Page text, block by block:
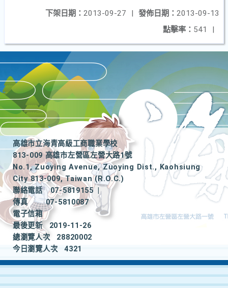
發佈日期： 2013-09-13
下架日期： 2013-09-27
|
點擊率： 541 |
高雄市立海青高級工商職業學校
813-009 高雄市左營區左營大路1號
No.1, Zuoying Avenue, Zuoying Dist., Kaohsiung
City 813-009, Taiwan (R.O.C.)
聯絡電話
07-5819155
|
傳真
07-5810087
電子信箱
最後更新
2019-11-26
總瀏覽人次
28820002
今日瀏覽人次
4321